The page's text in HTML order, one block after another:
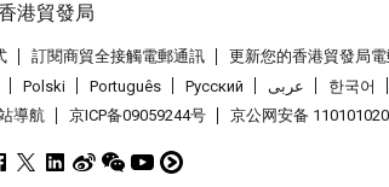
訂閱商貿全接觸電郵通訊 更新您的香港貿發局
Polski Português Pусский عربى 한국어
導航 京ICP备09059244号 京公网安备